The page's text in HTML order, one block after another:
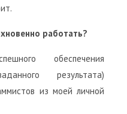
работать?
обеспечения
результата)
из моей личной